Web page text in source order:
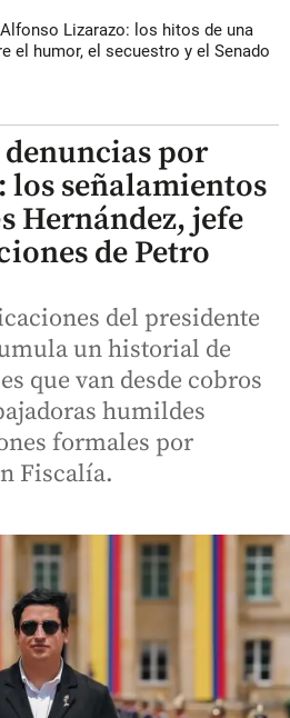
Lizarazo: los hitos de una
el humor, el secuestro y el Senado
por
los señalamientos
Hernández, jefe
de Petro
del presidente
un historial de
que van desde cobros
humildes
formales por
Fiscalía.